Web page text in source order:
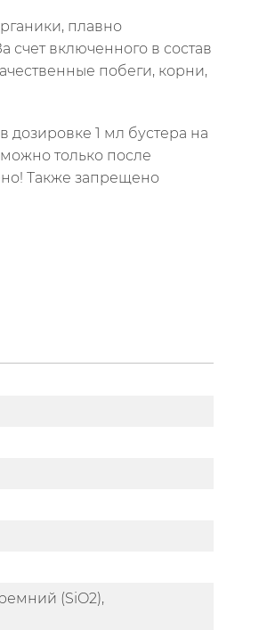
плавно
счет включенного в состав
побеги, корни,
1 мл бустера на
только после
Также запрещено
(SiO2),